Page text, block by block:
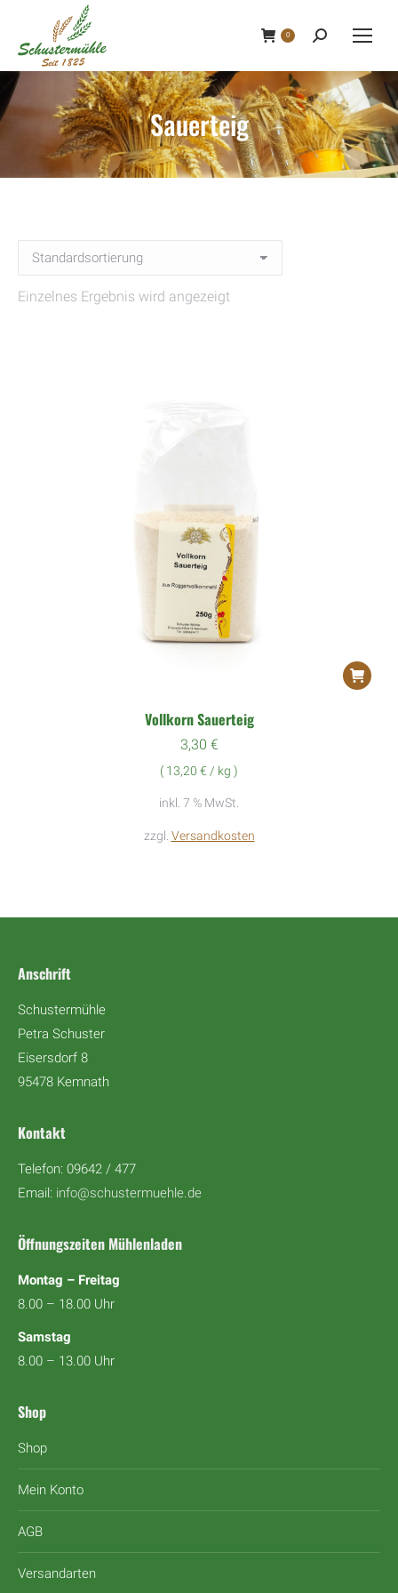
0 Search:
Sauerteig
Einzelnes Ergebnis wird angezeigt
Vollkorn Sauerteig
3,30 €
( 13,20 € / kg )
inkl. 7 % MwSt.
zzgl. Versandkosten
Anschrift
Schustermühle
Petra Schuster
Eisersdorf 8
95478 Kemnath
Kontakt
Telefon: 09642 / 477
Email: info@schustermuehle.de
Öffnungszeiten Mühlenladen
Montag – Freitag
8.00 – 18.00 Uhr
Samstag
8.00 – 13.00 Uhr
Shop
Shop
Mein Konto
AGB
Versandarten